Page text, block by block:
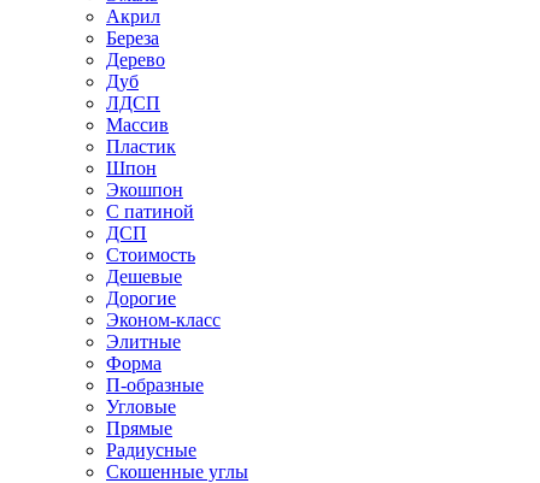
Акрил
Береза
Дерево
Дуб
ЛДСП
Массив
Пластик
Шпон
Экошпон
С патиной
ДСП
Стоимость
Дешевые
Дорогие
Эконом-класс
Элитные
Форма
П-образные
Угловые
Прямые
Радиусные
Скошенные углы